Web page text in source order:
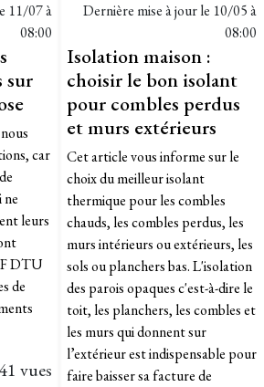
11/07 à
08:00
sur
car
ne
leurs
DTU
de
vues
Dernière mise à jour le 10/05 à
08:00
Isolation maison :
choisir le bon isolant
pour combles perdus
et murs extérieurs
Cet article vous informe sur le
choix du meilleur isolant
thermique pour les combles
chauds, les combles perdus, les
murs intérieurs ou extérieurs, les
sols ou planchers bas. L'isolation
des parois opaques c'est-à-dire le
toit, les planchers, les combles et
les murs qui donnent sur
l’extérieur est indispensable pour
faire baisser sa facture de